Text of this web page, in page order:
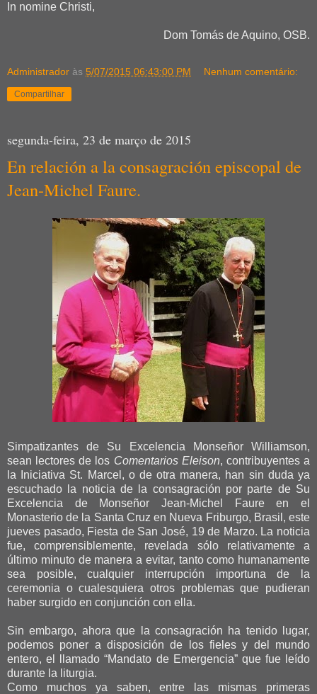
In nomine Christi,
Dom Tomás de Aquino, OSB.
Administrador às 5/07/2015 06:43:00 PM Nenhum comentário:
Compartilhar
segunda-feira, 23 de março de 2015
En relación a la consagración episcopal de
Jean-Michel Faure.
Simpatizantes de Su Excelencia Monseñor Williamson,
sean lectores de los Comentarios Eleison, contribuyentes a
la Iniciativa St. Marcel, o de otra manera, han sin duda ya
escuchado la noticia de la consagración por parte de Su
Excelencia de Monseñor Jean-Michel Faure en el
Monasterio de la Santa Cruz en Nueva Friburgo, Brasil, este
jueves pasado, Fiesta de San José, 19 de Marzo. La noticia
fue, comprensiblemente, revelada sólo relativamente a
último minuto de manera a evitar, tanto como humanamente
sea posible, cualquier interrupción importuna de la
ceremonia o cualesquiera otros problemas que pudieran
haber surgido en conjunción con ella.
Sin embargo, ahora que la consagración ha tenido lugar,
podemos poner a disposición de los fieles y del mundo
entero, el llamado “Mandato de Emergencia” que fue leído
durante la liturgia.
Como muchos ya saben, entre las mismas primeras